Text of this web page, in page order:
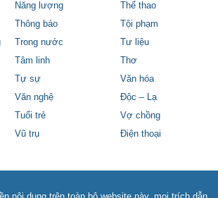
Năng lượng
Thể thao
Thông báo
Tội phạm
Trong nước
Tư liệu
Tâm linh
Thơ
Tự sự
Văn hóa
Văn nghệ
Độc – Lạ
Tuổi trẻ
Vợ chồng
Vũ trụ Điện thoại